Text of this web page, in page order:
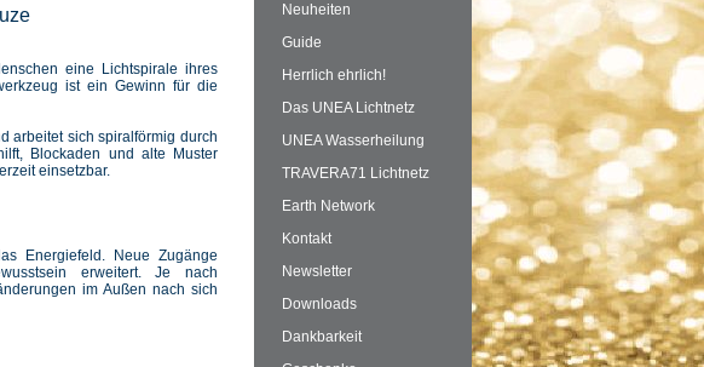
eine Lichtspirale ihres
ist ein Gewinn für die
arbeitet sich spiralförmig durch
Blockaden und alte Muster
einsetzbar.
Energiefeld. Neue Zugänge
erweitert. Je nach
im Außen nach sich
Neuheiten
Guide
Herrlich ehrlich!
Das UNEA Lichtnetz
UNEA Wasserheilung
TRAVERA71 Lichtnetz
Earth Network
Kontakt
Newsletter
Downloads
Dankbarkeit